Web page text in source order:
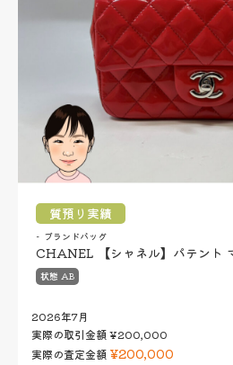
質預り実績
ブランドバッグ
CHANEL 【シャネル】パテント
状態 AB
2026年7月
実際の取引金額¥200,000
実際の査定金額 ¥200,000